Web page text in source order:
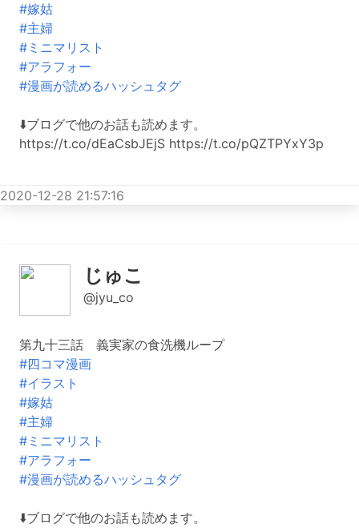
#嫁姑
#主婦
#ミニマリスト
#アラフォー
#漫画が読めるハッシュタグ
⬇️ブログで他のお話も読めます。
https://t.co/dEaCsbJEjS https://t.co/pQZTPYxY3p
2020-12-28 21:57:16
じゅこ
@jyu_co
第九十三話 義実家の食洗機ループ
#四コマ漫画
#イラスト
#嫁姑
#主婦
#ミニマリスト
#アラフォー
#漫画が読めるハッシュタグ
⬇️ブログで他のお話も読めます。